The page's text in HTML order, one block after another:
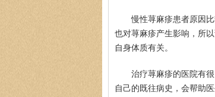
慢性荨麻疹患者原因
也对荨麻疹产生影响，所
自身体质有关。
治疗荨麻疹的医院有
自己的既往病史，会帮助